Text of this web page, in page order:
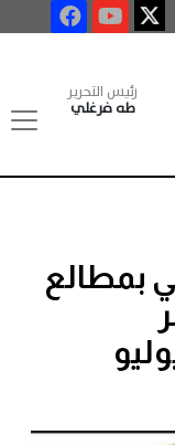
رئيس التحرير
طه فرغلي
بمطالع